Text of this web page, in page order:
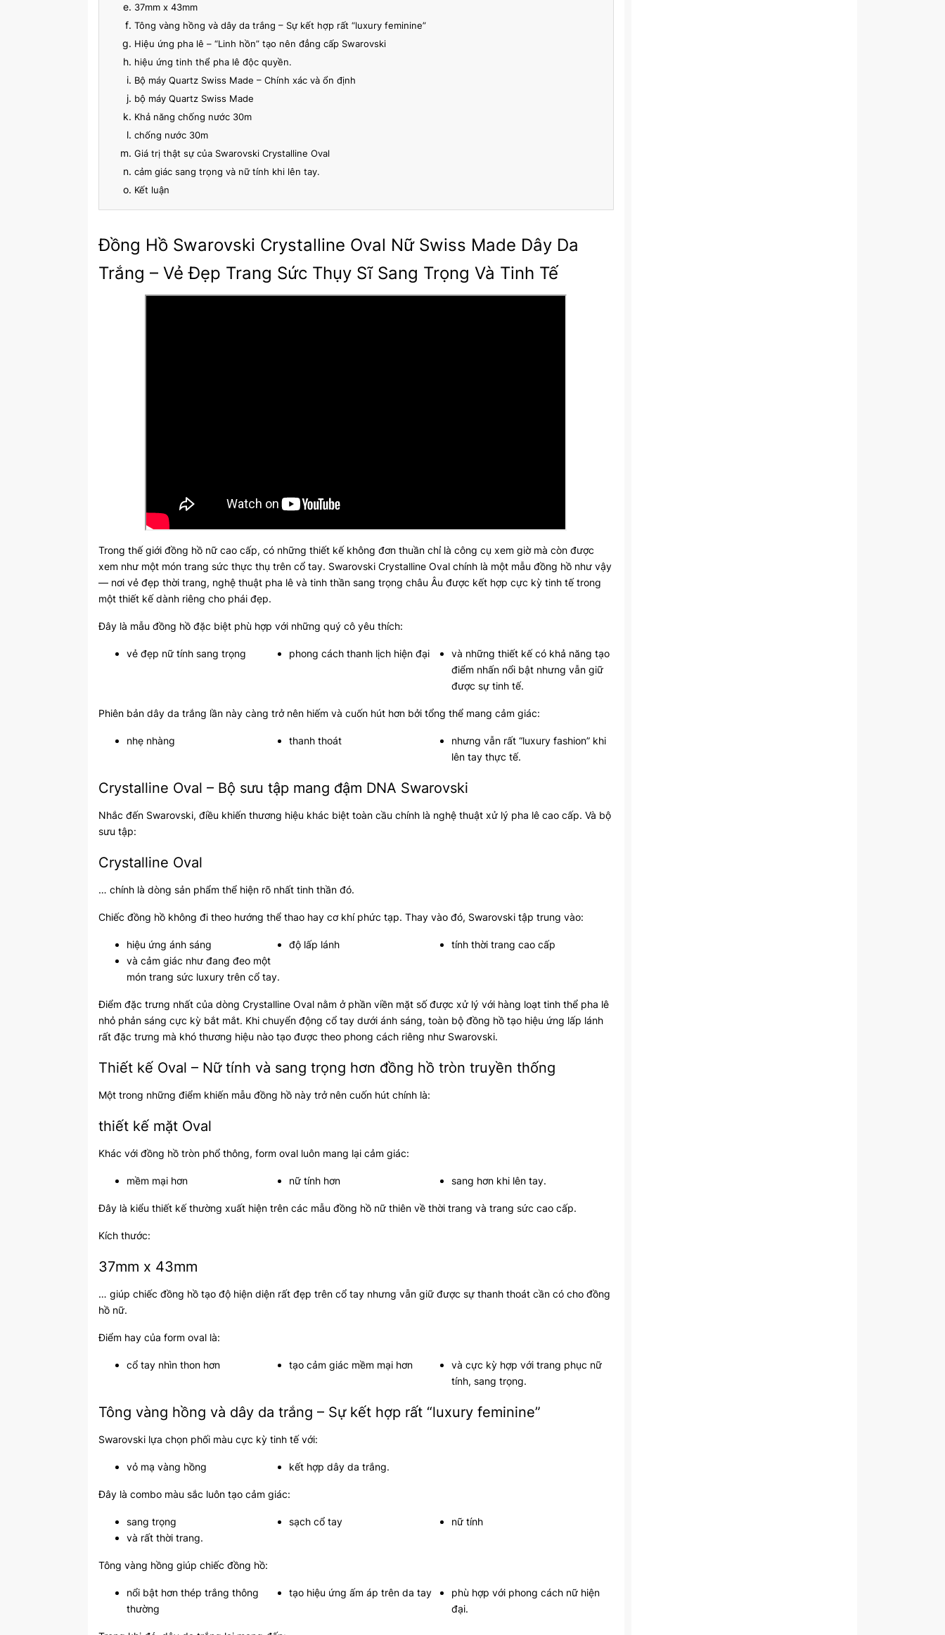
37mm x 43mm
Tông vàng hồng và dây da trắng – Sự kết hợp rất “luxury feminine”
Hiệu ứng pha lê – “Linh hồn” tạo nên đẳng cấp Swarovski
hiệu ứng tinh thể pha lê độc quyền.
Bộ máy Quartz Swiss Made – Chính xác và ổn định
bộ máy Quartz Swiss Made
Khả năng chống nước 30m
chống nước 30m
Giá trị thật sự của Swarovski Crystalline Oval
cảm giác sang trọng và nữ tính khi lên tay.
Kết luận
Đồng Hồ Swarovski Crystalline Oval Nữ Swiss Made Dây Da
Trắng – Vẻ Đẹp Trang Sức Thụy Sĩ Sang Trọng Và Tinh Tế
Trong thế giới đồng hồ nữ cao cấp, có những thiết kế không đơn thuần chỉ là công cụ xem giờ mà còn được
xem như một món trang sức thực thụ trên cổ tay. Swarovski Crystalline Oval chính là một mẫu đồng hồ như vậy
— nơi vẻ đẹp thời trang, nghệ thuật pha lê và tinh thần sang trọng châu Âu được kết hợp cực kỳ tinh tế trong
một thiết kế dành riêng cho phái đẹp.
Đây là mẫu đồng hồ đặc biệt phù hợp với những quý cô yêu thích:
vẻ đẹp nữ tính sang trọng phong cách thanh lịch hiện đại
và những thiết kế có khả năng tạo
điểm nhấn nổi bật nhưng vẫn giữ
được sự tinh tế.
Phiên bản dây da trắng lần này càng trở nên hiếm và cuốn hút hơn bởi tổng thể mang cảm giác:
nhẹ nhàng thanh thoát
nhưng vẫn rất “luxury fashion” khi
lên tay thực tế.
Crystalline Oval – Bộ sưu tập mang đậm DNA Swarovski
Nhắc đến Swarovski, điều khiến thương hiệu khác biệt toàn cầu chính là nghệ thuật xử lý pha lê cao cấp. Và bộ
sưu tập:
Crystalline Oval
… chính là dòng sản phẩm thể hiện rõ nhất tinh thần đó.
Chiếc đồng hồ không đi theo hướng thể thao hay cơ khí phức tạp. Thay vào đó, Swarovski tập trung vào:
hiệu ứng ánh sáng độ lấp lánh
tính thời trang cao cấp
và cảm giác như đang đeo một
món trang sức luxury trên cổ tay.
Điểm đặc trưng nhất của dòng Crystalline Oval nằm ở phần viền mặt số được xử lý với hàng loạt tinh thể pha lê
nhỏ phản sáng cực kỳ bắt mắt. Khi chuyển động cổ tay dưới ánh sáng, toàn bộ đồng hồ tạo hiệu ứng lấp lánh
rất đặc trưng mà khó thương hiệu nào tạo được theo phong cách riêng như Swarovski.
Thiết kế Oval – Nữ tính và sang trọng hơn đồng hồ tròn truyền thống
Một trong những điểm khiến mẫu đồng hồ này trở nên cuốn hút chính là:
thiết kế mặt Oval
Khác với đồng hồ tròn phổ thông, form oval luôn mang lại cảm giác:
mềm mại hơn nữ tính hơn sang hơn khi lên tay.
Đây là kiểu thiết kế thường xuất hiện trên các mẫu đồng hồ nữ thiên về thời trang và trang sức cao cấp.
Kích thước:
37mm x 43mm
… giúp chiếc đồng hồ tạo độ hiện diện rất đẹp trên cổ tay nhưng vẫn giữ được sự thanh thoát cần có cho đồng
hồ nữ.
Điểm hay của form oval là:
cổ tay nhìn thon hơn tạo cảm giác mềm mại hơn
và cực kỳ hợp với trang phục nữ
tính, sang trọng.
Tông vàng hồng và dây da trắng – Sự kết hợp rất “luxury feminine”
Swarovski lựa chọn phối màu cực kỳ tinh tế với:
vỏ mạ vàng hồng kết hợp dây da trắng.
Đây là combo màu sắc luôn tạo cảm giác:
sang trọng sạch cổ tay
nữ tính
và rất thời trang.
Tông vàng hồng giúp chiếc đồng hồ:
nổi bật hơn thép trắng thông
thường
tạo hiệu ứng ấm áp trên da tay
phù hợp với phong cách nữ hiện
đại.